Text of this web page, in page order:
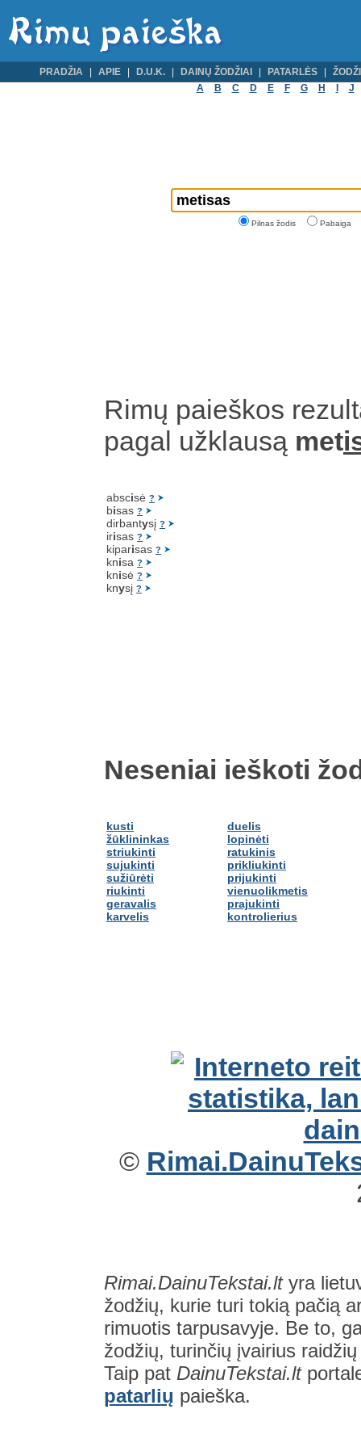
PRADŽIA APIE D.U.K. DAINŲ ŽODŽIAI PATARLĖS
A
B C D E F G H J
Pilnas žodis Pabaiga
Rimų paieškos
pagal užklausą met
abscisė ?
bisas ?
dirbantysį ?
irisas ?
kiparisas ?
knisa ?
knisė ?
knysį ?
Neseniai ieškoti
kusti
žūklininkas
striukinti
sujukinti
sužiūrėti
riukinti
geravalis
karvelis
duelis
lopinėti
ratukinis
prikliukinti
prijukinti
vienuolikmetis
prajukinti
kontrolierius
©
Rimai.DainuTekstai.ltyra
žodžių, kurie turi tokią pačią
rimuotis tarpusavyje. Be to,
žodžių, turinčių įvairius
Taip pat DainuTekstai.lt
patarlių paieška.